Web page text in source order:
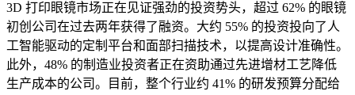
3D 打印眼镜市场正在见证强劲的投资势头，超过 62% 的眼镜
初创公司在过去两年获得了融资。大约 55% 的投资投向了人
工智能驱动的定制平台和面部扫描技术，以提高设计准确性。
此外，48% 的制造业投资者正在资助通过先进增材工艺降低
生产成本的公司。目前，整个行业约 41% 的研发预算分配给